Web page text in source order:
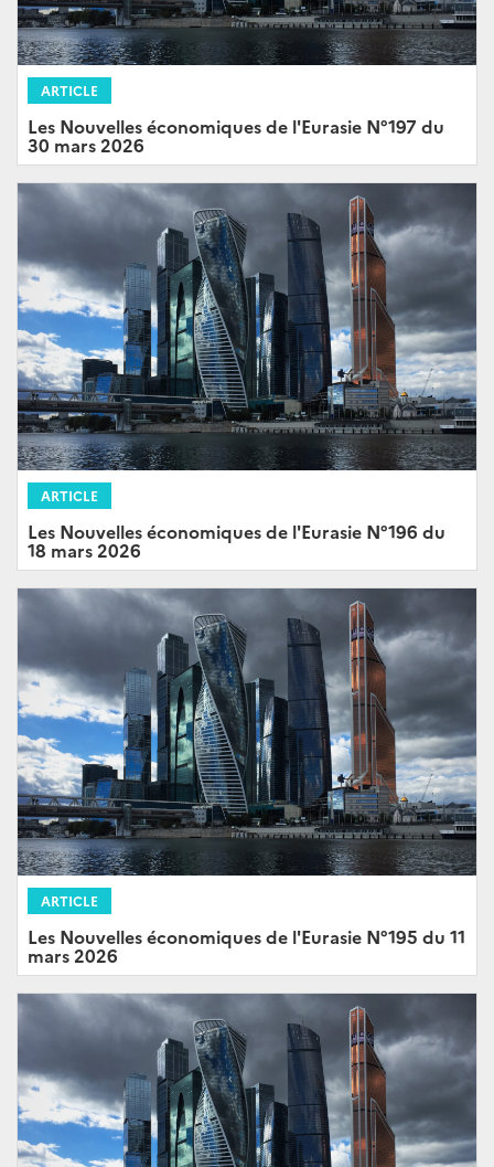
ARTICLE
Les Nouvelles économiques de l'Eurasie N°197 du
30 mars 2026
ARTICLE
Les Nouvelles économiques de l'Eurasie N°196 du
18 mars 2026
ARTICLE
Les Nouvelles économiques de l'Eurasie N°195 du 11
mars 2026